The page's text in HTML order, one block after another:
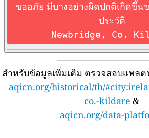
ขออภัย มีบางอย่างผิดปกติเกิดขึ้
ประวัติ
Newbridge, Co.
สำหรับข้อมูลเพิ่มเติม ตรวจสอบแพล
aqicn.org/historical/th/
co.-kildare &
aqicn.org/data-